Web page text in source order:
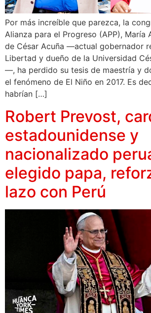
Por más increíble que parezca, la
Alianza para el Progreso (APP), María
de César Acuña —actual gobernador
Libertad y dueño de la Universidad
—, ha perdido su tesis de maestría y
el fenómeno de El Niño en 2017. Es
habrían […]
Robert Prevost,
estadounidense y
nacionalizado
elegido papa,
lazo con Perú